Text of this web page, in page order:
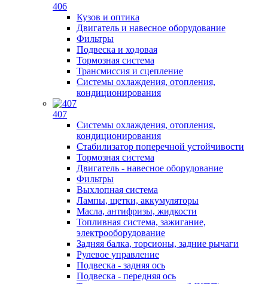
406
Кузов и оптика
Двигатель и навесное оборудование
Фильтры
Подвеска и ходовая
Тормозная система
Трансмиссия и сцепление
Системы охлаждения, отопления,
кондиционирования
407
Системы охлаждения, отопления,
кондиционирования
Стабилизатор поперечной устойчивости
Тормозная система
Двигатель - навесное оборудование
Фильтры
Выхлопная система
Лампы, щетки, аккумуляторы
Масла, антифризы, жидкости
Топливная система, зажигание,
электрооборудование
Задняя балка, торсионы, задние рычаги
Рулевое управление
Подвеска - задняя ось
Подвеска - передняя ось